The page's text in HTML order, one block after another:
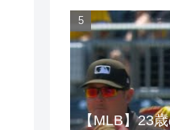
通貨 ビット
ベトナムド
【MLB】23